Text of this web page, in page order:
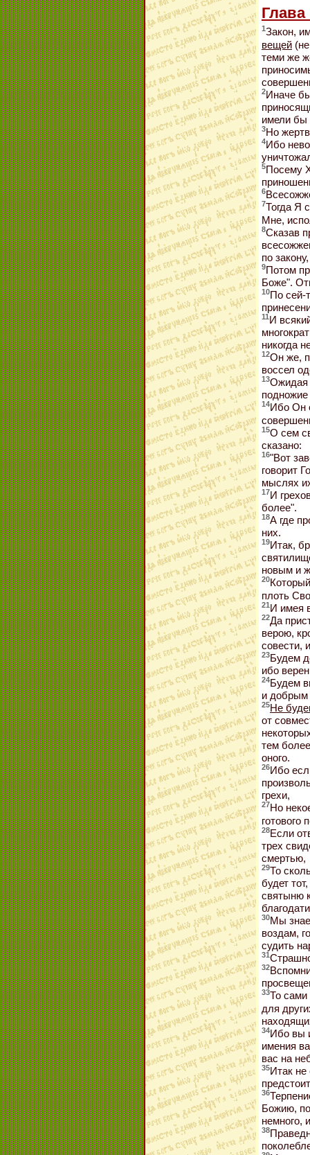
Глава
1Закон,
вещей
теми же
2Иначе
имели бы
3Но
4Ибо
5Посему
6
7Тогда Я
Мне,
8Сказав
по
9Потом
Боже".
10По сей-
11И
никогда
12Он же,
воссел
13Ожидая
подножие
14Ибо Он
15О сем
сказано:
16"Вот
говорит
мыслях
17И
более".
18А где
них.
19Итак,
новым и
20
плоть
21И имея
22Да
верою,
совести,
23Будем
ибо
24Будем
и добрым
25Не
от
тем
оного.
26Ибо
грехи,
27Но
готового
28Если
трех
смертью,
29То
будет
святыню
30Мы
воздам,
судить
31
32
33То сами
для
34Ибо вы
имения
вас на
35Итак не
36
Божию,
немного,
38